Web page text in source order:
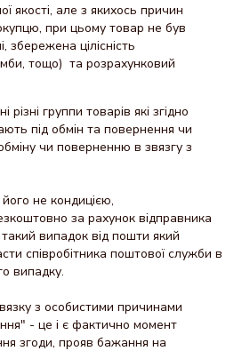
якості, але з якихось причин
при цьому товар не був
збережена цілісність
тощо) та розрахунковий
группи товарів які згідно
під обмін та повернення чи
чи поверненню в звязгу з
не кондицією,
за рахунок відправника
випадок від пошти який
співробітника поштової служби в
випадку.
з особистими причинами
- це і є фактично момент
згоди, прояв бажання на